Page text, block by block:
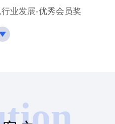
业发展-优秀会员奖
息行业发展-优秀会员奖